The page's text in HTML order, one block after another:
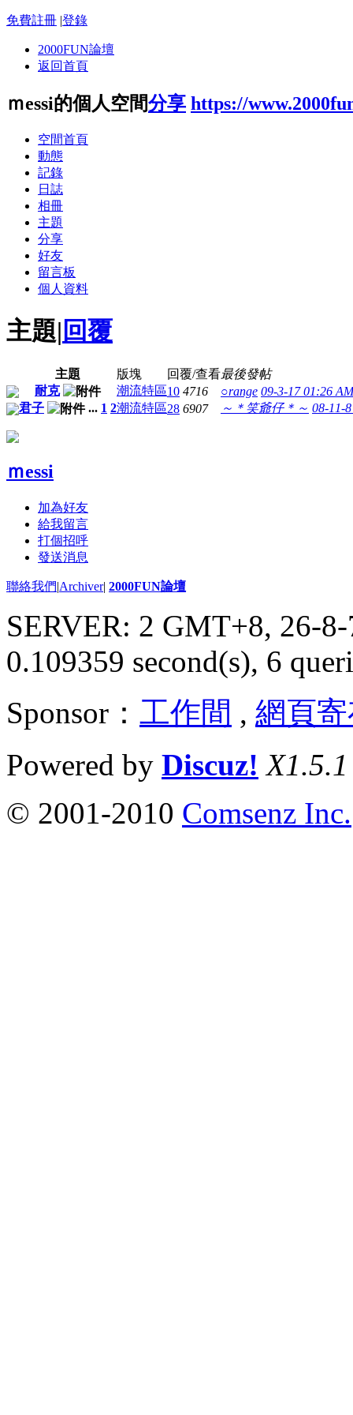
免費註冊 |登錄
2000FUN論壇
返回首頁
ｍessi的個人空間分享 https://
空間首頁
動態
記錄
日誌
相冊
主題
分享
好友
留言板
個人資料
主題| 回覆
主題 版塊 回覆/查看最後發帖
耐克
潮流特區10 4716 ○range 09-3-17 01:26 AM
君子
... 1 2潮流特區28 6907 ～＊笑爺仔＊～ 08-11-
ｍessi
加為好友
給我留言
打個招呼
發送消息
聯絡我們|Archiver| 2000FUN論壇
SERVER: 2 GMT+8, 26-
0.109359 second(s), 6
Sponsor： 工作間 , 網頁
Powered by Discuz! X1.5.1
© 2001-2010 Comsenz Inc.